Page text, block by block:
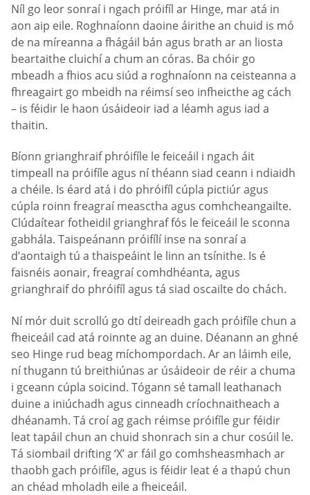
Níl go leor sonraí i ngach próifíl ar Hinge, mar atá in
aon aip eile. Roghnaíonn daoine áirithe an chuid is mó
de na míreanna a fhágáil bán agus brath ar an liosta
beartaithe cluichí a chum an córas. Ba chóir go
mbeadh a fhios acu siúd a roghnaíonn na ceisteanna a
fhreagairt go mbeidh na réimsí seo infheicthe ag cách
– is féidir le haon úsáideoir iad a léamh agus iad a
thaitin.
Bíonn grianghraif phróifíle le feiceáil i ngach áit
timpeall na próifíle agus ní théann siad ceann i ndiaidh
a chéile. Is éard atá i do phróifíl cúpla pictiúr agus
cúpla roinn freagraí measctha agus comhcheangailte.
Clúdaítear fotheidil grianghraf fós le feiceáil le sconna
gabhála. Taispeánann próifílí inse na sonraí a
d’aontaigh tú a thaispeáint le linn an tsínithe. Is é
faisnéis aonair, freagraí comhdhéanta, agus
grianghraif do phróifíl agus tá siad oscailte do chách.
Ní mór duit scrollú go dtí deireadh gach próifíle chun a
fheiceáil cad atá roinnte ag an duine. Déanann an ghné
seo Hinge rud beag míchompordach. Ar an láimh eile,
ní thugann tú breithiúnas ar úsáideoir de réir a chuma
i gceann cúpla soicind. Tógann sé tamall leathanach
duine a iniúchadh agus cinneadh críochnaitheach a
dhéanamh. Tá croí ag gach réimse próifíle gur féidir
leat tapáil chun an chuid shonrach sin a chur cosúil le.
Tá siombail drifting ‘X’ ar fáil go comhsheasmhach ar
thaobh gach próifíle, agus is féidir leat é a thapú chun
an chéad mholadh eile a fheiceáil.